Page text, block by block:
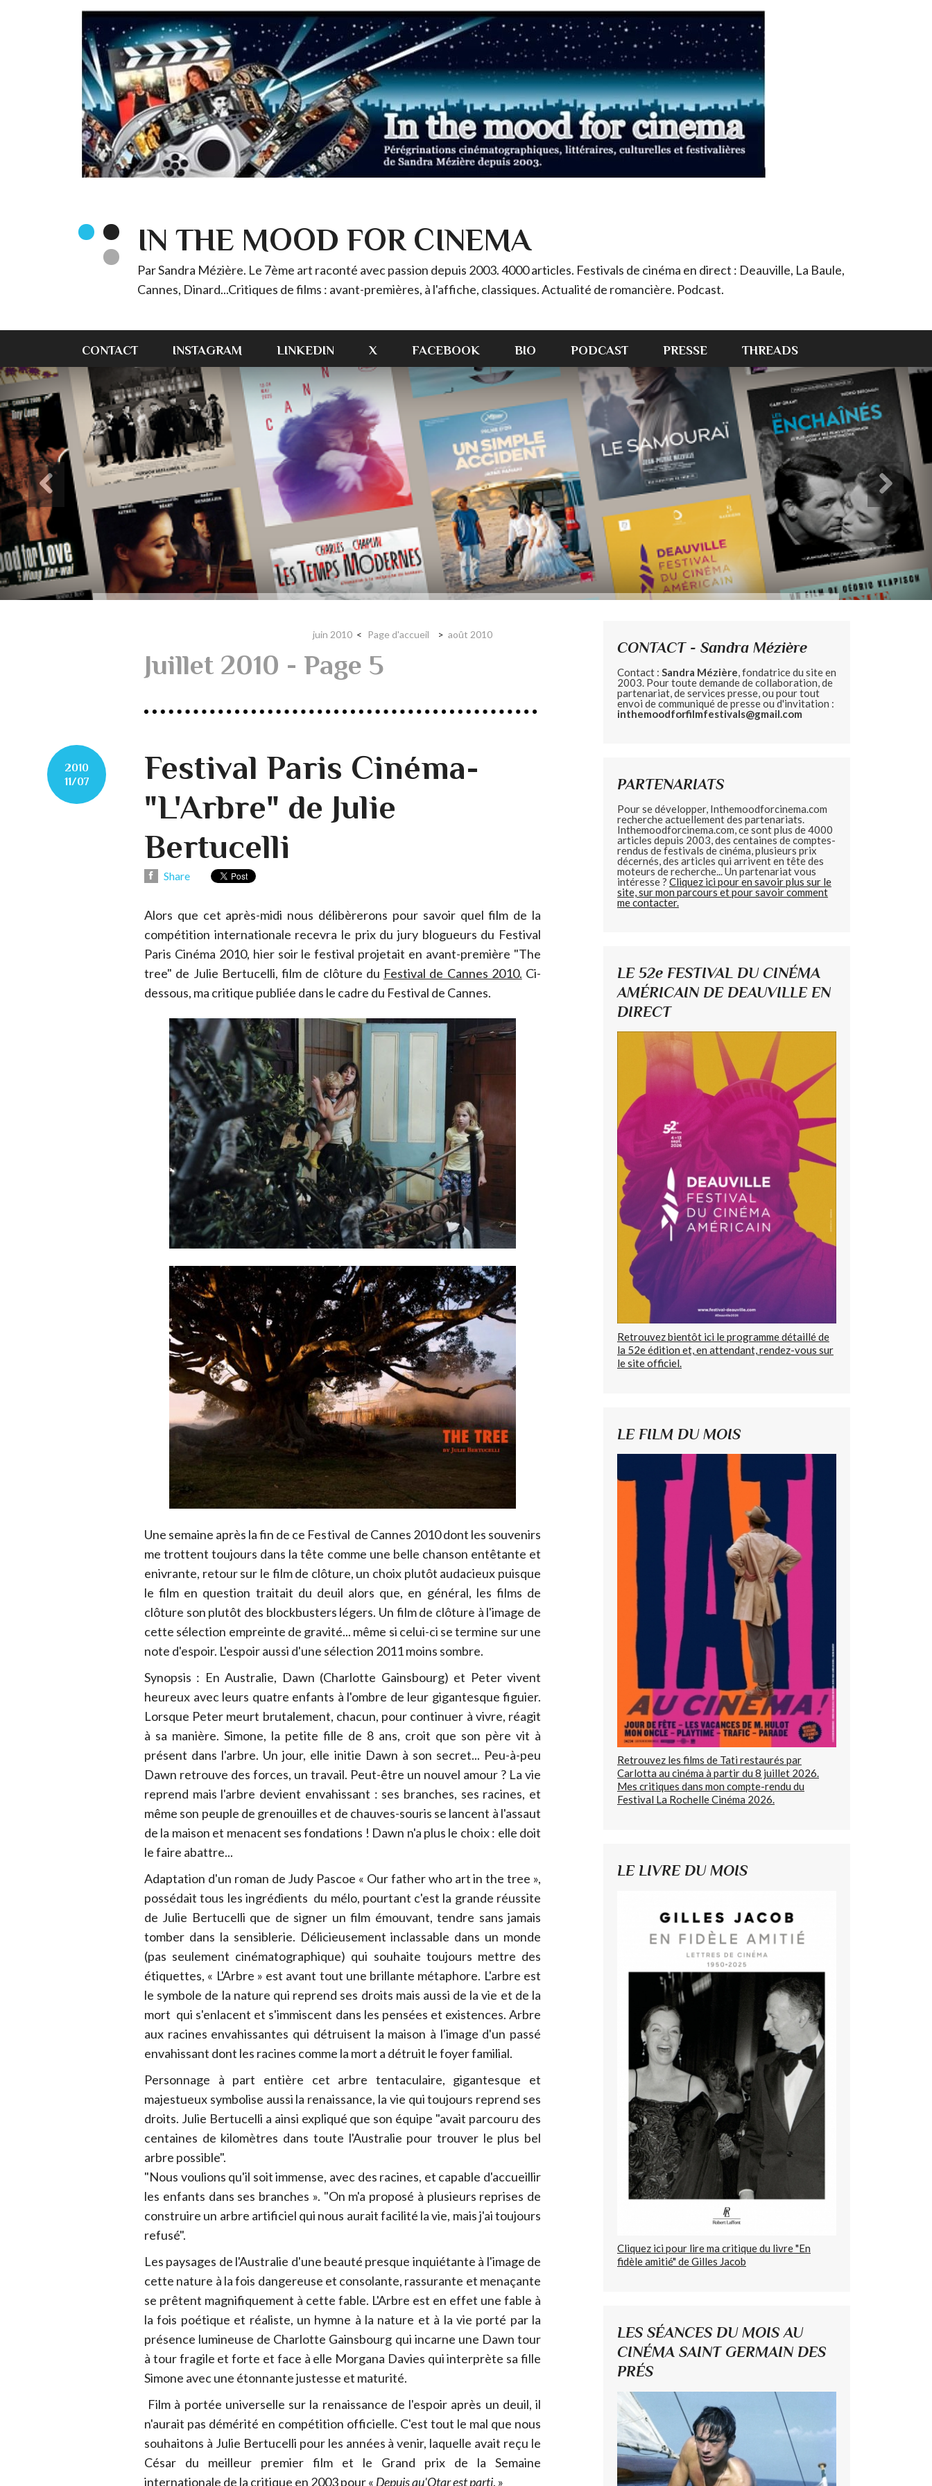
IN THE MOOD FOR CINEMA
Par Sandra Mézière. Le 7ème art raconté avec passion depuis 2003. 4000 articles. Festivals de cinéma en direct : Deauville, La Baule,
Cannes, Dinard...Critiques de films : avant-premières, à l'affiche, classiques. Actualité de romancière. Podcast.
CONTACT INSTAGRAM LINKEDIN X FACEBOOK BIO PODCAST PRESSE THREADS
juin 2010 Page d'accueil août 2010
Juillet 2010 - Page 5
2010
11/07
Festival Paris Cinéma-
"L'Arbre" de Julie
Bertucelli
Share
Alors que cet après-midi nous délibèrerons pour savoir quel film de la
compétition internationale recevra le prix du jury blogueurs du Festival
Paris Cinéma 2010, hier soir le festival projetait en avant-première "The
tree" de Julie Bertucelli, film de clôture du Festival de Cannes 2010. Ci-
dessous, ma critique publiée dans le cadre du Festival de Cannes.
Une semaine après la fin de ce Festival de Cannes 2010 dont les souvenirs
me trottent toujours dans la tête comme une belle chanson entêtante et
enivrante, retour sur le film de clôture, un choix plutôt audacieux puisque
le film en question traitait du deuil alors que, en général, les films de
clôture son plutôt des blockbusters légers. Un film de clôture à l'image de
cette sélection empreinte de gravité... même si celui-ci se termine sur une
note d'espoir. L'espoir aussi d'une sélection 2011 moins sombre.
Synopsis : En Australie, Dawn (Charlotte Gainsbourg) et Peter vivent
heureux avec leurs quatre enfants à l'ombre de leur gigantesque figuier.
Lorsque Peter meurt brutalement, chacun, pour continuer à vivre, réagit
à sa manière. Simone, la petite fille de 8 ans, croit que son père vit à
présent dans l'arbre. Un jour, elle initie Dawn à son secret... Peu-à-peu
Dawn retrouve des forces, un travail. Peut-être un nouvel amour ? La vie
reprend mais l'arbre devient envahissant : ses branches, ses racines, et
même son peuple de grenouilles et de chauves-souris se lancent à l'assaut
de la maison et menacent ses fondations ! Dawn n'a plus le choix : elle doit
le faire abattre...
Adaptation d'un roman de Judy Pascoe « Our father who art in the tree »,
possédait tous les ingrédients du mélo, pourtant c'est la grande réussite
de Julie Bertucelli que de signer un film émouvant, tendre sans jamais
tomber dans la sensiblerie. Délicieusement inclassable dans un monde
(pas seulement cinématographique) qui souhaite toujours mettre des
étiquettes, « L'Arbre » est avant tout une brillante métaphore. L'arbre est
le symbole de la nature qui reprend ses droits mais aussi de la vie et de la
mort qui s'enlacent et s'immiscent dans les pensées et existences. Arbre
aux racines envahissantes qui détruisent la maison à l'image d'un passé
envahissant dont les racines comme la mort a détruit le foyer familial.
Personnage à part entière cet arbre tentaculaire, gigantesque et
majestueux symbolise aussi la renaissance, la vie qui toujours reprend ses
droits. Julie Bertucelli a ainsi expliqué que son équipe "avait parcouru des
centaines de kilomètres dans toute l'Australie pour trouver le plus bel
arbre possible".
"Nous voulions qu'il soit immense, avec des racines, et capable d'accueillir
les enfants dans ses branches ». "On m'a proposé à plusieurs reprises de
construire un arbre artificiel qui nous aurait facilité la vie, mais j'ai toujours
refusé".
Les paysages de l'Australie d'une beauté presque inquiétante à l'image de
cette nature à la fois dangereuse et consolante, rassurante et menaçante
se prêtent magnifiquement à cette fable. L'Arbre est en effet une fable à
la fois poétique et réaliste, un hymne à la nature et à la vie porté par la
présence lumineuse de Charlotte Gainsbourg qui incarne une Dawn tour
à tour fragile et forte et face à elle Morgana Davies qui interprète sa fille
Simone avec une étonnante justesse et maturité.
Film à portée universelle sur la renaissance de l'espoir après un deuil, il
n'aurait pas démérité en compétition officielle. C'est tout le mal que nous
souhaitons à Julie Bertucelli pour les années à venir, laquelle avait reçu le
César du meilleur premier film et le Grand prix de la Semaine
internationale de la critique en 2003 pour « Depuis qu'Otar est parti. »
CONTACT - Sandra Mézière
Contact : Sandra Mézière, fondatrice du site en
2003. Pour toute demande de collaboration, de
partenariat, de services presse, ou pour tout
envoi de communiqué de presse ou d'invitation :
inthemoodforfilmfestivals@gmail.com
PARTENARIATS
Pour se développer, Inthemoodforcinema.com
recherche actuellement des partenariats.
Inthemoodforcinema.com, ce sont plus de 4000
articles depuis 2003, des centaines de comptes-
rendus de festivals de cinéma, plusieurs prix
décernés, des articles qui arrivent en tête des
moteurs de recherche... Un partenariat vous
intéresse ? Cliquez ici pour en savoir plus sur le
site, sur mon parcours et pour savoir comment
me contacter.
LE 52e FESTIVAL DU CINÉMA
AMÉRICAIN DE DEAUVILLE EN
DIRECT
Retrouvez bientôt ici le programme détaillé de
la 52e édition et, en attendant, rendez-vous sur
le site officiel.
LE FILM DU MOIS
Retrouvez les films de Tati restaurés par
Carlotta au cinéma à partir du 8 juillet 2026.
Mes critiques dans mon compte-rendu du
Festival La Rochelle Cinéma 2026.
LE LIVRE DU MOIS
Cliquez ici pour lire ma critique du livre "En
fidèle amitié" de Gilles Jacob
LES SÉANCES DU MOIS AU
CINÉMA SAINT GERMAIN DES
PRÉS